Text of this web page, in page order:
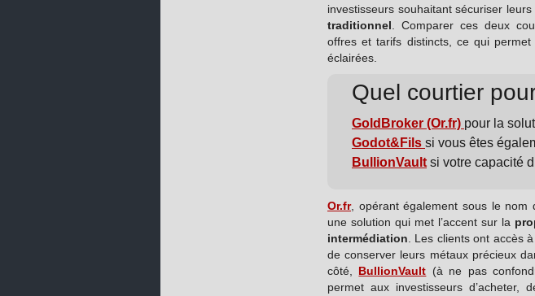
investisseurs souhaitant sécuriser
traditionnel . Comparer ces deux
offres et tarifs distincts, ce qui
éclairées.
Quel courtier
GoldBroker (Or.fr) pour la
Godot&Fils si vous êtes
BullionVault si votre capacité
Or.fr, opérant également sous le nom
une solution qui met l’accent sur la
intermédiation . Les clients ont accès
de conserver leurs métaux précieux
côté, BullionVault (à ne pas
permet aux investisseurs d’acheter,